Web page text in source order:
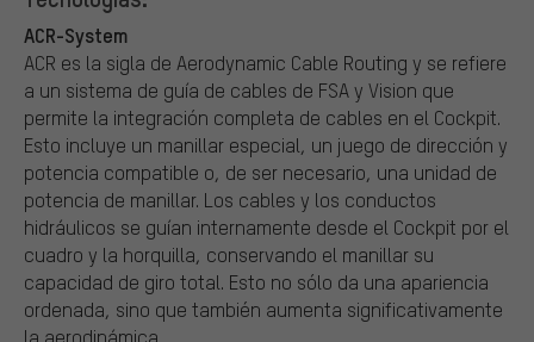
ACR-System
ACR es la sigla de Aerodynamic Cable Routing y se refiere
a un sistema de guía de cables de FSA y Vision que
permite la integración completa de cables en el Cockpit.
Esto incluye un manillar especial, un juego de dirección y
potencia compatible o, de ser necesario, una unidad de
potencia de manillar. Los cables y los conductos
hidráulicos se guían internamente desde el Cockpit por el
cuadro y la horquilla, conservando el manillar su
capacidad de giro total. Esto no sólo da una apariencia
ordenada, sino que también aumenta significativamente
la aerodinámica.